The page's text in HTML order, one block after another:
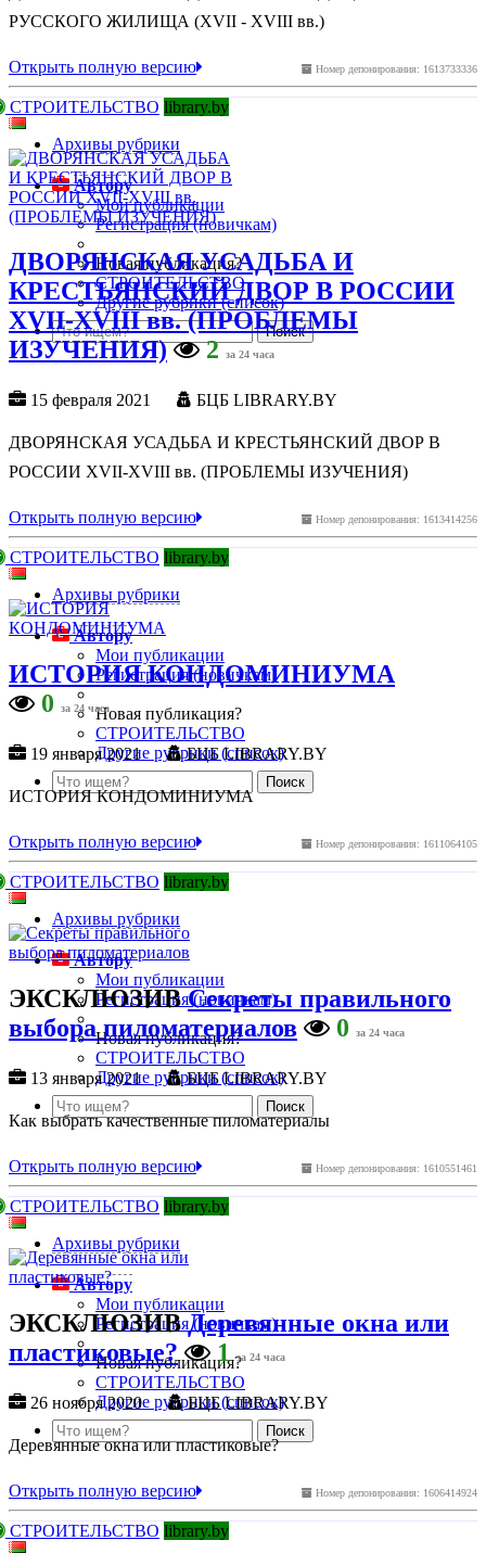
РУССКОГО ЖИЛИЩА (XVII - XVIII вв.)
Номер депонирования: 1613733336
Открыть полную версию
СТРОИТЕЛЬСТВО library.by
Архивы рубрики
Автору
Мои публикации
Регистрация (новичкам)
Новая публикация?
СТРОИТЕЛЬСТВО
Другие рубрики (список)
ДВОРЯНСКАЯ УСАДЬБА И
КРЕСТЬЯНСКИЙ ДВОР В РОССИИ
XVII-XVIII вв. (ПРОБЛЕМЫ
ИЗУЧЕНИЯ)
2 за 24 часа
15 февраля 2021 БЦБ LIBRARY.BY
ДВОРЯНСКАЯ УСАДЬБА И КРЕСТЬЯНСКИЙ ДВОР В
РОССИИ XVII-XVIII вв. (ПРОБЛЕМЫ ИЗУЧЕНИЯ)
Номер депонирования: 1613414256
Открыть полную версию
СТРОИТЕЛЬСТВО library.by
Архивы рубрики
Автору
Мои публикации
Регистрация (новичкам)
Новая публикация?
СТРОИТЕЛЬСТВО
Другие рубрики (список)
ИСТОРИЯ КОНДОМИНИУМА
0
за 24 часа
19 января 2021 БЦБ LIBRARY.BY
ИСТОРИЯ КОНДОМИНИУМА
Номер депонирования: 1611064105
Открыть полную версию
СТРОИТЕЛЬСТВО library.by
Архивы рубрики
Автору
Мои публикации
Регистрация (новичкам)
Новая публикация?
СТРОИТЕЛЬСТВО
Другие рубрики (список)
ЭКСКЛЮЗИВ Секреты правильного
выбора пиломатериалов
0 за 24 часа
13 января 2021 БЦБ LIBRARY.BY
Как выбрать качественные пиломатериалы
Номер депонирования: 1610551461
Открыть полную версию
СТРОИТЕЛЬСТВО library.by
Архивы рубрики
Автору
Мои публикации
Регистрация (новичкам)
Новая публикация?
СТРОИТЕЛЬСТВО
Другие рубрики (список)
ЭКСКЛЮЗИВ Деревянные окна или
пластиковые?
1 за 24 часа
26 ноября 2020 БЦБ LIBRARY.BY
Деревянные окна или пластиковые?
Номер депонирования: 1606414924
Открыть полную версию
СТРОИТЕЛЬСТВО library.by